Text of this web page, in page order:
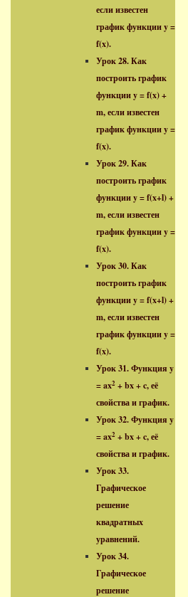
если известен
график функции y =
f(x).
Урок 28. Как
построить график
функции y = f(x) +
m, если известен
график функции y =
f(x).
Урок 29. Как
построить график
функции y = f(x+l) +
m, если известен
график функции y =
f(x).
Урок 30. Как
построить график
функции y = f(x+l) +
m, если известен
график функции y =
f(x).
Урок 31. Функция y
= ax2 + bx + c, её
свойства и график.
Урок 32. Функция y
= ax2 + bx + c, её
свойства и график.
Урок 33.
Графическое
решение
квадратных
уравнений.
Урок 34.
Графическое
решение